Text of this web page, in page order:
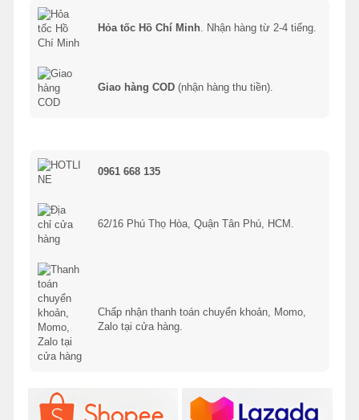
Hỏa tốc Hồ Chí Minh. Nhận hàng từ 2-4 tiếng.
Giao hàng COD (nhận hàng thu tiền).
0961 668 135
62/16 Phú Thọ Hòa, Quận Tân Phú, HCM.
Chấp nhận thanh toán chuyển khoản, Momo,
Zalo tại cửa hàng.